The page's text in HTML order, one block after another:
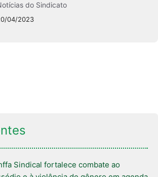
do Sindicato
04/2023
Sindical fortalece combate ao